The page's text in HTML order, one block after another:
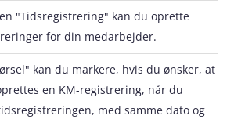
"Tidsregistrering" kan du oprette
for din medarbejder.
kan du markere, hvis du ønsker, at
en KM-registrering, når du
med samme dato og